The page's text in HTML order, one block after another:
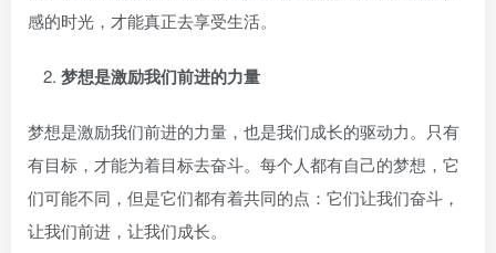
感的时光，才能真正去享受生活。
梦想是激励我们前进的力量
梦想是激励我们前进的力量，也是我们成长的驱动力。只有
有目标，才能为着目标去奋斗。每个人都有自己的梦想，它
们可能不同，但是它们都有着共同的点：它们让我们奋斗，
让我们前进，让我们成长。